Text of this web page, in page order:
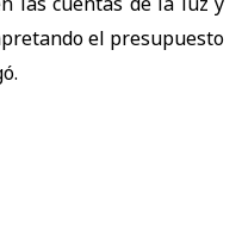
el presupuesto